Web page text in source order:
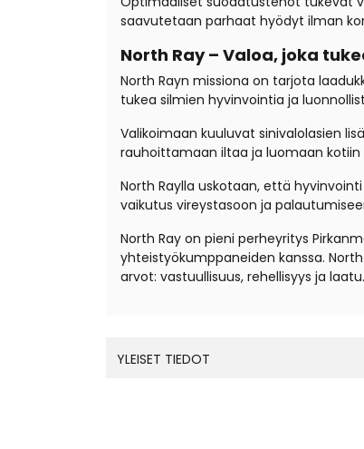
saavutetaan parhaat hyödyt ilman
North Ray – Valoa, joka
North Rayn missiona on tarjota
tukea silmien hyvinvointia ja
Valikoimaan kuuluvat sinivalolasien
rauhoittamaan iltaa ja luomaan
North Raylla uskotaan, että
vaikutus vireystasoon ja
North Ray on pieni perheyritys
yhteistyökumppaneiden kanssa.
arvot: vastuullisuus, rehellisyys ja laatu.
YLEISET TIEDOT